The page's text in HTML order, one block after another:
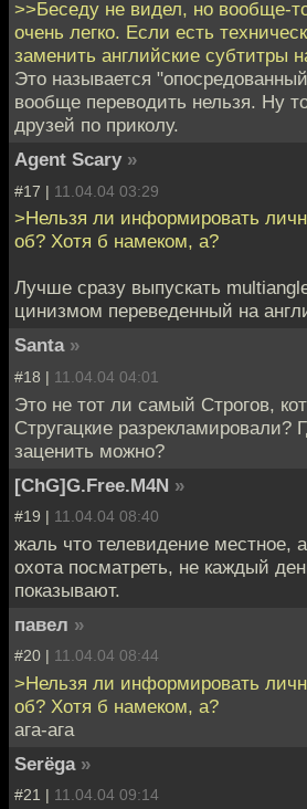
>>Беседу не видел, но вообще-
очень легко. Если есть
заменить английские субтитры
Это называется
вообще переводить нельзя. Ну
друзей по приколу.
Agent Scary »
#17 | 11.04.04 03:29
>Нельзя ли информировать
об? Хотя б намеком, а?
Лучше сразу выпускать
цинизмом переведенный на
Santa »
#18 | 11.04.04 04:01
Это не тот ли самый Строгов,
Стругацкие разрекламировали?
заценить можно?
[ChG]G.Free.M4N »
#19 | 11.04.04 08:40
жаль что телевидение местное,
охота посматреть, не каждый
показывают.
павел »
#20 | 11.04.04 08:44
>Нельзя ли информировать
об? Хотя б намеком, а?
ага-ага
Serёga »
#21 | 11.04.04 09:14